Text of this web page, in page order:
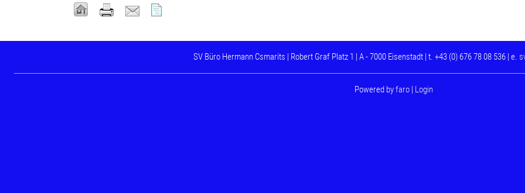
SV Büro Hermann Csmarits | Robert Graf Platz 1 | A - 7000 Eisenstadt | t. +43 (0) 676 78 08 536 | e.
Powered byfaro | Login